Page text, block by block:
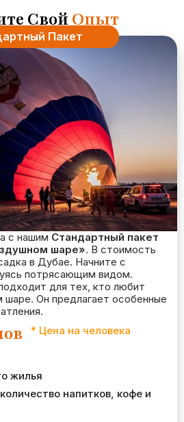
СвойОпыт
с нашим Стандартный пакет
шаре». В стоимость
в Дубае. Начните с
потрясающим видом.
для тех, кто любит
шаре. Он предлагает особенные
* Цена на человека
жилья
напитков, кофе и
Пакет